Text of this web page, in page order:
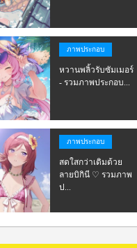
ภาพประกอบ
หวานพลิ้วรับซัมเมอร์
- รวมภาพประกอบ...
ภาพประกอบ
สดใสกว่าเดิมด้วย
ลายบิกินี ♡ รวมภาพ
ป...